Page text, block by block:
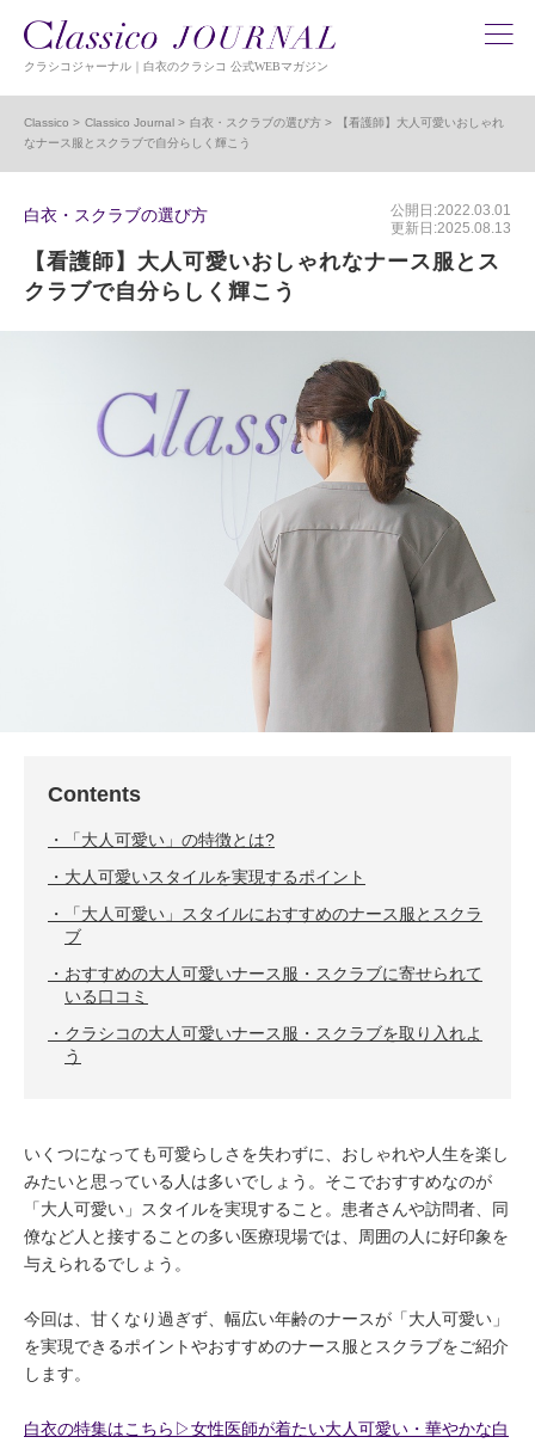
クラシコジャーナル｜白衣のクラシコ 公式WEBマガジン
Classico Classico Journal 白衣・スクラブの選び方
【看護師】大人可愛いおしゃれ
なナース服とスクラブで自分らしく輝こう
白衣・スクラブの選び方
公開日:2022.03.01
更新日:2025.08.13
【看護師】大人可愛いおしゃれなナース服とス
クラブで自分らしく輝こう
Contents
「大人可愛い」の特徴とは?
大人可愛いスタイルを実現するポイント
「大人可愛い」スタイルにおすすめのナース服とスクラ
ブ
おすすめの大人可愛いナース服・スクラブに寄せられて
いる口コミ
クラシコの大人可愛いナース服・スクラブを取り入れよ
う
いくつになっても可愛らしさを失わずに、おしゃれや人生を楽し
みたいと思っている人は多いでしょう。そこでおすすめなのが
「大人可愛い」スタイルを実現すること。患者さんや訪問者、同
僚など人と接することの多い医療現場では、周囲の人に好印象を
与えられるでしょう。
今回は、甘くなり過ぎず、幅広い年齢のナースが「大人可愛い」
を実現できるポイントやおすすめのナース服とスクラブをご紹介
します。
白衣の特集はこちら▷女性医師が着たい大人可愛い・華やかな白